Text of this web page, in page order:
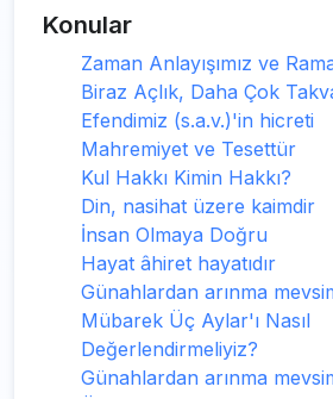
Konular
Zaman Anlayışımız ve
Biraz Açlık, Daha Çok
Efendimiz (s.a.v.)'in hicreti
Mahremiyet ve Tesettür
Kul Hakkı Kimin Hakkı?
Din, nasihat üzere kaimdir
İnsan Olmaya Doğru
Hayat âhiret hayatıdır
Günahlardan arınma
Mübarek Üç Aylar'ı Nasıl
Değerlendirmeliyiz?
Günahlardan arınma